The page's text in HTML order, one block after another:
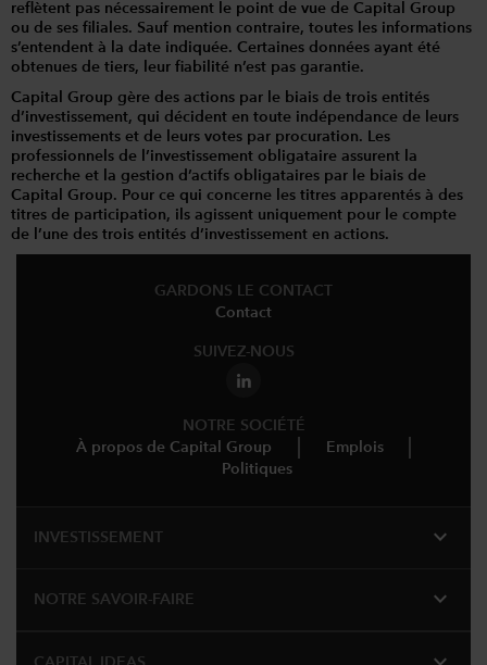
reflètent pas nécessairement le point de vue de Capital Group
ou de ses filiales. Sauf mention contraire, toutes les informations
s’entendent à la date indiquée. Certaines données ayant été
obtenues de tiers, leur fiabilité n’est pas garantie.
Capital Group gère des actions par le biais de trois entités
d’investissement, qui décident en toute indépendance de leurs
investissements et de leurs votes par procuration. Les
professionnels de l’investissement obligataire assurent la
recherche et la gestion d’actifs obligataires par le biais de
Capital Group. Pour ce qui concerne les titres apparentés à des
titres de participation, ils agissent uniquement pour le compte
de l’une des trois entités d’investissement en actions.
GARDONS LE CONTACT
Contact
SUIVEZ-NOUS
NOTRE SOCIÉTÉ
À propos de Capital Group
Emplois
Politiques
INVESTISSEMENT expand_more
NOTRE SAVOIR-FAIRE expand_more